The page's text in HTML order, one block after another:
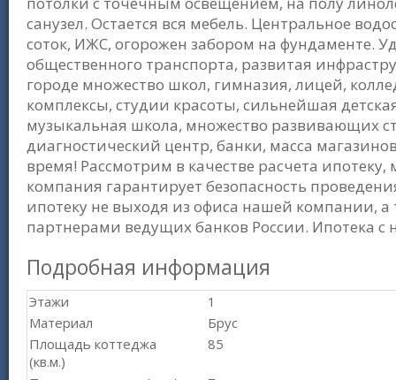
санузел. Остается вся мебель. Центральное
соток, ИЖС, огорожен забором на фундаменте.
общественного транспорта, развитая
городе множество школ, гимназия, лицей,
комплексы, студии красоты, сильнейшая
музыкальная школа, множество развивающих
диагностический центр, банки, масса
время! Рассмотрим в качестве расчета
компания гарантирует безопасность
ипотеку не выходя из офиса нашей компании,
партнерами ведущих банков России. Ипотека с
Подробная информация
Этажи
1
Материал
Брус
Площадь коттеджа
(кв.м.)
85